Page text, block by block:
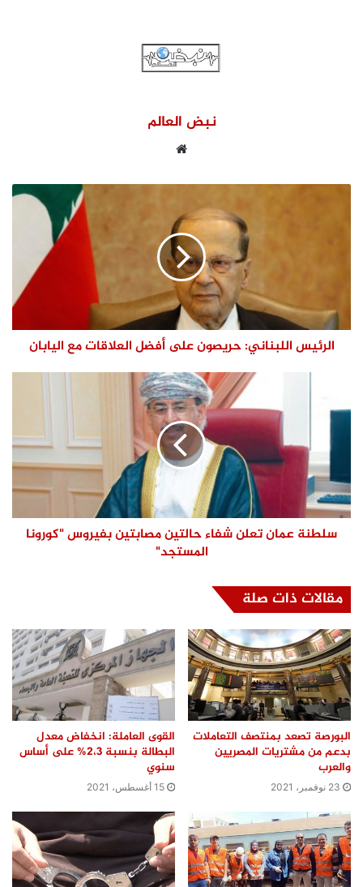
نبض العالم
الرئيس اللبناني: حريصون على أفضل العلاقات مع اليابان
سلطنة عمان تعلن شفاء حالتين مصابتين بفيروس "كورونا
المستجد"
مقالات ذات صلة
البورصة تصعد بمنتصف التعاملات
بدعم من مشتريات المصريين
والعرب
23 نوفمبر، 2021
القوى العاملة: انخفاض معدل
البطالة بنسبة 2،3% على أساس
سنوي
15 أغسطس، 2021